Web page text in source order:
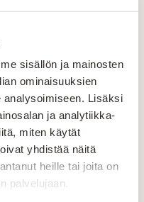
sisällön ja mainosten
ominaisuuksien
Lisäksi
ja analytiikka-
miten käytät
yhdistää näitä
heille tai joita on
palvelujaan.
työn lippua.
huolellisesti
Laatu näkyy